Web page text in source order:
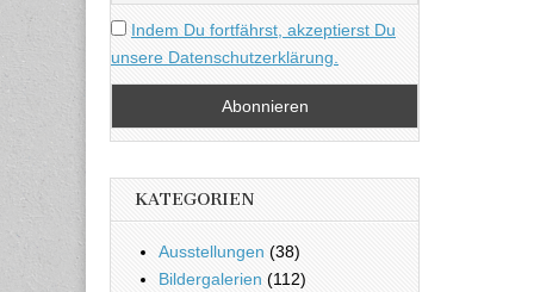
Indem Du fortfährst, akzeptierst Du
unsere Datenschutzerklärung.
KATEGORIEN
Ausstellungen (38)
Bildergalerien (112)